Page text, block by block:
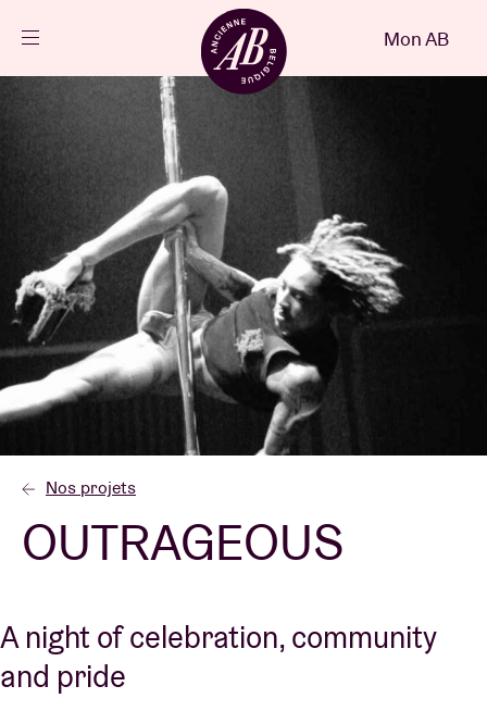
FR
Agenda
Projets
Actualités
Infos visiteurs
AB ❤ you
Location de salles
BRDCST
ABtv
Mon AB
Nos projets
OUTRAGEOUS
A night of celebration, community
and pride